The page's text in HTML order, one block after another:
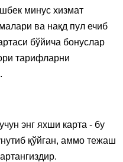
минус хизмат
ва нақд пул ечиб
бўйича бонуслар
тарифларни
энг яхши карта - бу
қўйган, аммо тежаш